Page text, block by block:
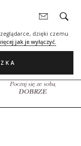
nim możemy
dzięki czemu
jak je wyłączyć.